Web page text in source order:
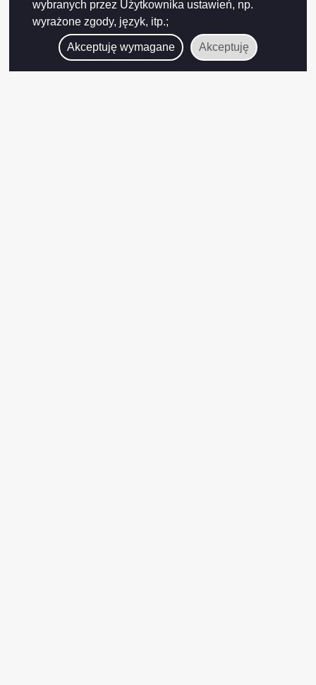
wybranych przez Użytkownika ustawień, np.
wyrażone zgody, język, itp.;
Akceptuję wymagane Akceptuję